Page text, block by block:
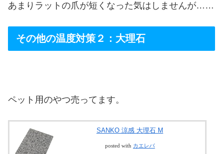
あまりラットの爪が短くなった気はしませんが……
その他の温度対策２：大理石
ペット用のやつ売ってます。
SANKO 涼感 大理石 M
posted with カエレバ